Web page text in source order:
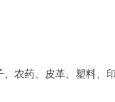
药、皮革、塑料、